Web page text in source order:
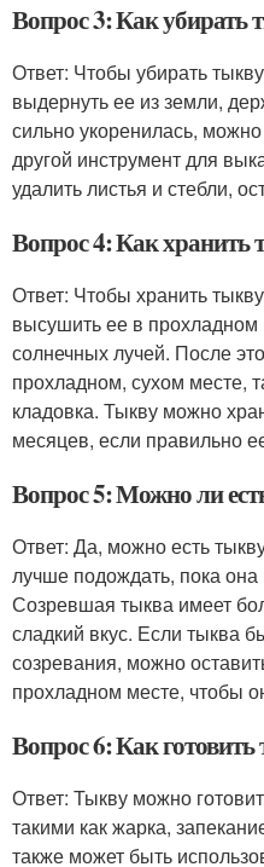
Вопрос 3: Как убирать
Ответ: Чтобы убирать
выдернуть ее из земли,
сильно укоренилась,
другой инструмент для
удалить листья и стебли,
Вопрос 4: Как хранить
Ответ: Чтобы хранить
высушить ее в
солнечных лучей. После
прохладном, сухом месте,
кладовка. Тыкву можно
месяцев, если правильно
Вопрос 5: Можно ли
Ответ: Да, можно есть
лучше подождать, пока она
Созревшая тыква имеет
сладкий вкус. Если тыква
созревания, можно
прохладном месте, чтобы
Вопрос 6: Как готовить
Ответ: Тыкву можно
такими как жарка,
также может быть